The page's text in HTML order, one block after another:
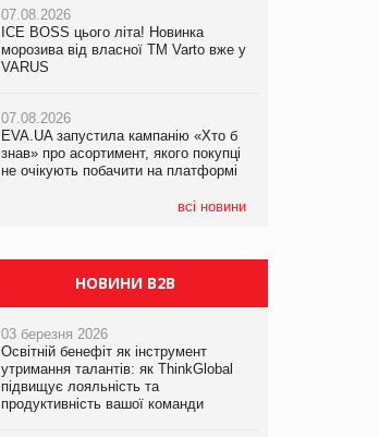
07.08.2026
ICE BOSS цього літа! Новинка
морозива від власної ТМ Varto вже у
VARUS
07.08.2026
EVA.UA запустила кампанію «Хто б
знав» про асортимент, якого покупці
не очікують побачити на платформі
всі новини
06.08.2026
Смачна новинка для хвостатих: у
VARUS з’явилися паучі Varto Paw
05.08.2026
Мережа супермаркетів VARUS купує
мережу магазинів формату
компанія налічуватиме 374 магазини
07.08.2026
Франція заборонила рекламні дзвінки
НОВИНИ B2B
03 березня 2026
Освітній бенефіт як інструмент
утримання талантів: як ThinkGlobal
підвищує лояльність та
продуктивність вашої команди